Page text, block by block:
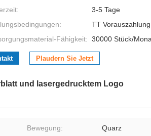
3-5 Tage
TT Vorauszahlung
Fähigkeit: 30000 Stück/
Plaudern Sie Jetzt
und lasergedrucktem Logo
Bewegung: Quarz